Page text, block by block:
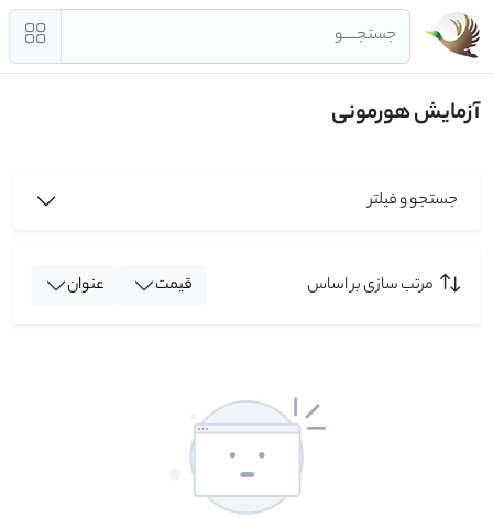
جستجــــو
آزمایش هورمونی
جستجو و فیلتر
مرتب سازی بر اساس قیمت عنوان